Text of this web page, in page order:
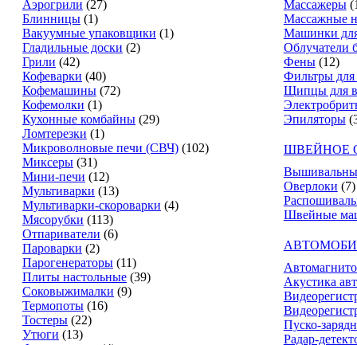
Аэрогрили (27)
Блинницы (1)
Вакуумные упаковщики (1)
Гладильные доски (2)
Грили (42)
Кофеварки (40)
Кофемашины (72)
Кофемолки (1)
Кухонные комбайны (29)
Ломтерезки (1)
Микроволновые печи (СВЧ) (102)
Миксеры (31)
Мини-печи (12)
Мультиварки (13)
Мультиварки-скороварки (4)
Мясорубки (113)
Отпариватели (6)
Пароварки (2)
Парогенераторы (11)
Плиты настольные (39)
Соковыжималки (9)
Термопоты (16)
Тостеры (22)
Утюги (13)
Массажеры
Массажные
Машинки
Облучатели
Фены (12)
Фильтры
Щипцы для
Эпиляторы
ШВЕЙНОЕ
Оверлоки (7)
Швейные
Акустика
Пуско-
Радар-